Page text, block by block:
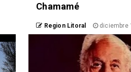
Chamamé
Region Litoral diciembre